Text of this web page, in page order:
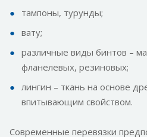
тампоны, турунды;
вату;
различные виды бинтов –
фланелевых, резиновых;
лингин – ткань на основе
впитывающим свойством.
Современные перевязки